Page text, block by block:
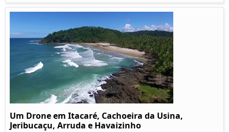
Um Drone em Itacaré, Cachoeira da Usina,
Jeribucaçu, Arruda e Havaizinho